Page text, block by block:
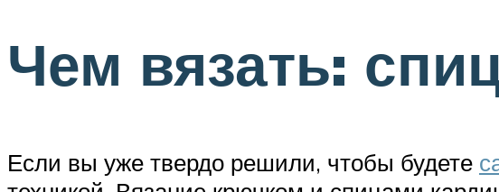
Чем вязать:
Если вы уже твердо решили, чтобы будете